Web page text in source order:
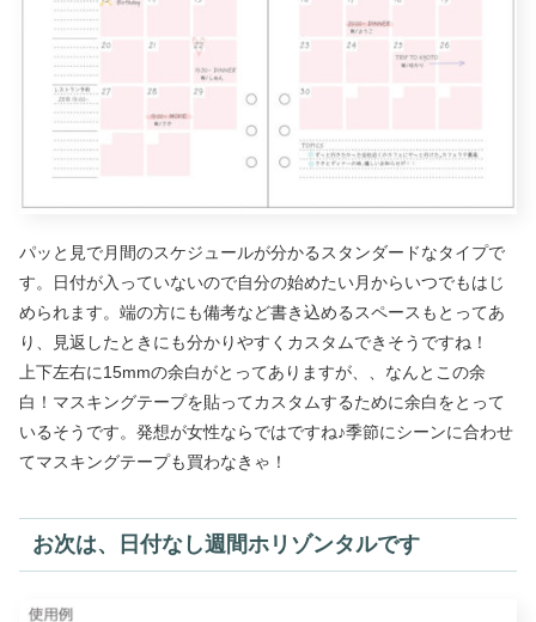
パッと見で月間のスケジュールが分かるスタンダードなタイプで
す。日付が入っていないので自分の始めたい月からいつでもはじ
められます。端の方にも備考など書き込めるスペースもとってあ
り、見返したときにも分かりやすくカスタムできそうですね！
上下左右に15mmの余白がとってありますが、、なんとこの余
白！マスキングテープを貼ってカスタムするために余白をとって
いるそうです。発想が女性ならではですね♪季節にシーンに合わせ
てマスキングテープも買わなきゃ！
お次は、日付なし週間ホリゾンタルです